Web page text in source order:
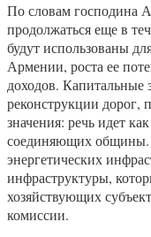
По словам господина
продолжаться еще в
будут использованы
Армении, роста ее
доходов. Капитальные
реконструкции дорог,
значения: речь идет
соединяющих общины.
энергетических
инфраструктуры,
хозяйствующих
комиссии.